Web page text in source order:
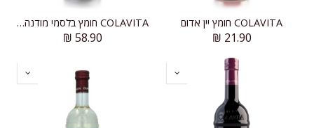
COLAVITA חומץ יין אדום
21.90
₪
COLAVITA חומץ בלסמי מודנה מיושן
58.90
₪